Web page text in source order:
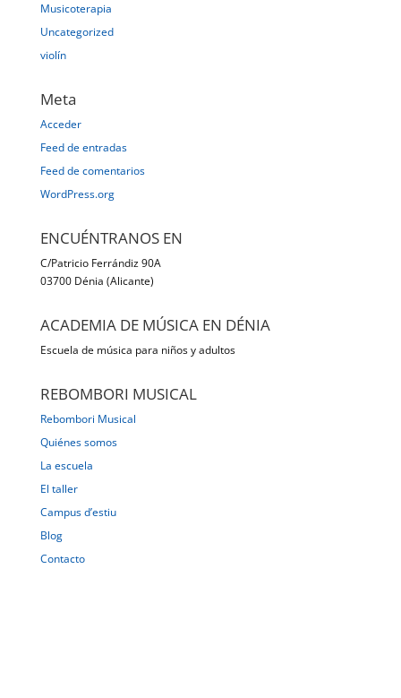
Musicoterapia
Uncategorized
violín
Meta
Acceder
Feed de entradas
Feed de comentarios
WordPress.org
ENCUÉNTRANOS EN
C/Patricio Ferrándiz 90A
03700 Dénia (Alicante)
ACADEMIA DE MÚSICA EN DÉNIA
Escuela de música para niños y adultos
REBOMBORI MUSICAL
Rebombori Musical
Quiénes somos
La escuela
El taller
Campus d’estiu
Blog
Contacto